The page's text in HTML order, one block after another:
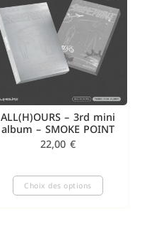
ALL(H)OURS – 3rd mini
album – SMOKE POINT
22,00 €
Choix des options